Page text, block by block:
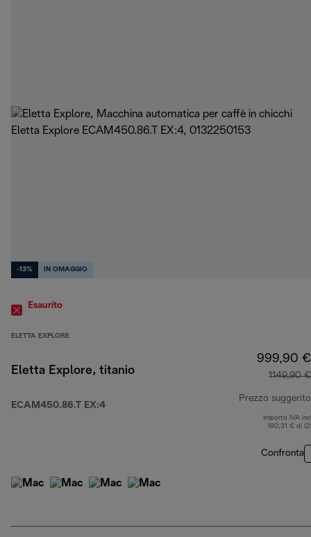
-13% IN OMAGGIO
Esaurito
ELETTA EXPLORE
Eletta Explore, titanio
ECAM450.86.T EX:4
999,90 €
1149,90 €
Prezzo suggerito
Importo IVA
180,31 € di
Confronta